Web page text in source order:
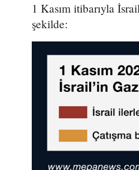
1 Kasım itibarıyla
şekilde: